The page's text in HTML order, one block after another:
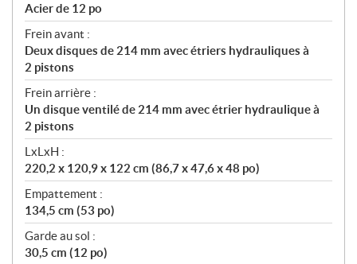
Acier de 12 po
Frein avant :
Deux disques de 214 mm avec étriers hydrauliques à
2 pistons
Frein arrière :
Un disque ventilé de 214 mm avec étrier hydraulique à
2 pistons
LxLxH :
220,2 x 120,9 x 122 cm (86,7 x 47,6 x 48 po)
Empattement :
134,5 cm (53 po)
Garde au sol :
30,5 cm (12 po)